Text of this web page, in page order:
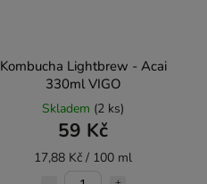
Kombucha Lightbrew - Acai
330ml VIGO
Skladem (2 ks)
59 Kč
17,88 Kč / 100 ml